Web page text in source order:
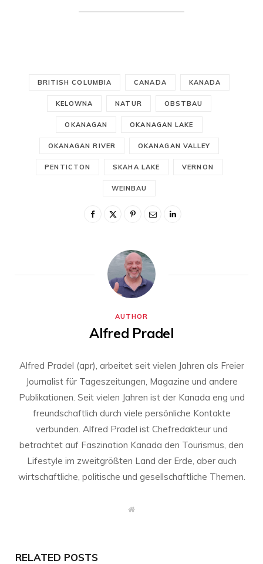
BRITISH COLUMBIA CANADA KANADA
KELOWNA NATUR OBSTBAU
OKANAGAN OKANAGAN LAKE
OKANAGAN RIVER OKANAGAN VALLEY
PENTICTON SKAHA LAKE VERNON
WEINBAU
AUTHOR
Alfred Pradel
Alfred Pradel (apr), arbeitet seit vielen Jahren als Freier
Journalist für Tageszeitungen, Magazine und andere
Publikationen. Seit vielen Jahren ist der Kanada eng und
freundschaftlich durch viele persönliche Kontakte
verbunden. Alfred Pradel ist Chefredakteur und
betrachtet auf Faszination Kanada den Tourismus, den
Lifestyle im zweitgrößten Land der Erde, aber auch
wirtschaftliche, politische und gesellschaftliche Themen.
W
RELATED POSTS